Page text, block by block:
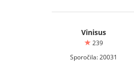
Vinisus
239
Sporočila: 20031